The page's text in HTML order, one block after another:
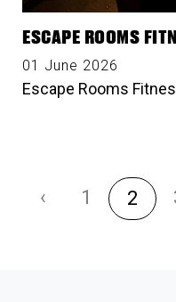
ESCAPE ROOMS
01 June 2026
Escape Rooms
‹ 1 2